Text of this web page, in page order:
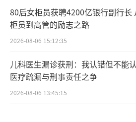
乐观，如果未来经济增长不
会出现调整。不过，出现
低。即便增长令人失望，带
能是深度下跌。第二个风险
率上行。随着各国政府持续
务供给增加，收益率走高的
80后女柜员获聘4200亿银行副行长
柜员到高管的励志之路
2026-08-06 15:12:35
儿科医生漏诊获刑：我认错但不能
医疗疏漏与刑事责任之争
2026-08-06 13:45:15